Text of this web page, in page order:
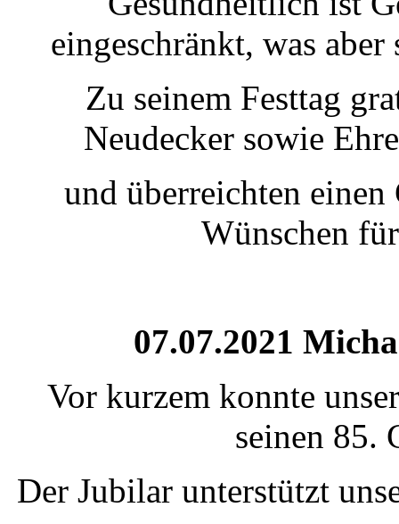
eingeschränkt, was
Zu seinem Festtag
Neudecker sowie
und überreichten
Wünschen
07.07.2021
Vor kurzem konnte
seinen 85.
Der Jubilar unterstützt